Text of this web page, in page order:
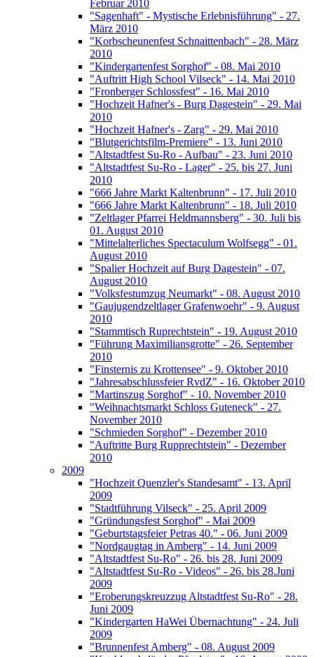
Februar 2010
"Sagenhaft" - Mystische Erlebnisführung" - 27.
März 2010
"Korbscheunenfest Schnaittenbach" - 28. März
2010
"Kindergartenfest Sorghof" - 08. Mai 2010
"Auftritt High School Vilseck" - 14. Mai 2010
"Fronberger Schlossfest" - 16. Mai 2010
"Hochzeit Hafner's - Burg Dagestein" - 29. Mai
2010
"Hochzeit Hafner's - Zarg" - 29. Mai 2010
"Blutgerichtsfilm-Premiere" - 13. Juni 2010
"Altstadtfest Su-Ro - Aufbau" - 23. Juni 2010
"Altstadtfest Su-Ro - Lager" - 25. bis 27. Juni
2010
"666 Jahre Markt Kaltenbrunn" - 17. Juli 2010
"666 Jahre Markt Kaltenbrunn" - 18. Juli 2010
"Zeltlager Pfarrei Heldmannsberg" - 30. Juli bis
01. August 2010
"Mittelalterliches Spectaculum Wolfsegg" - 01.
August 2010
"Spalier Hochzeit auf Burg Dagestein" - 07.
August 2010
"Volksfestumzug Neumarkt" - 08. August 2010
"Gaujugendzeltlager Grafenwoehr" - 9. August
2010
"Stammtisch Ruprechtstein" - 19. August 2010
"Führung Maximiliansgrotte" - 26. September
2010
"Finsternis zu Krottensee" - 9. Oktober 2010
"Jahresabschlussfeier RvdZ" - 16. Oktober 2010
"Martinszug Sorghof" - 10. November 2010
"Weihnachtsmarkt Schloss Guteneck" - 27.
November 2010
"Schmieden Sorghof" - Dezember 2010
"Auftritte Burg Rupprechtstein" - Dezember
2010
2009
"Hochzeit Quenzler's Standesamt" - 13. April
2009
"Stadtführung Vilseck" - 25. April 2009
"Gründungsfest Sorghof" - Mai 2009
"Geburtstagsfeier Petras 40." - 06. Juni 2009
"Nordgaugtag in Amberg" - 14. Juni 2009
"Altstadtfest Su-Ro" - 26. bis 28. Juni 2009
"Altstadtfest Su-Ro - Videos" - 26. bis 28.Juni
2009
"Eroberungskreuzzug Altstadtfest Su-Ro" - 28.
Juni 2009
"Kindergarten HaWei Übernachtung" - 24. Juli
2009
"Brunnenfest Amberg" - 08. August 2009